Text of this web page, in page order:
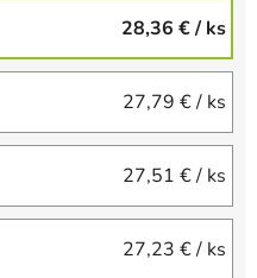
28,36 €/ ks
27,79 €/ ks
27,51 €/ ks
27,23 €/ ks